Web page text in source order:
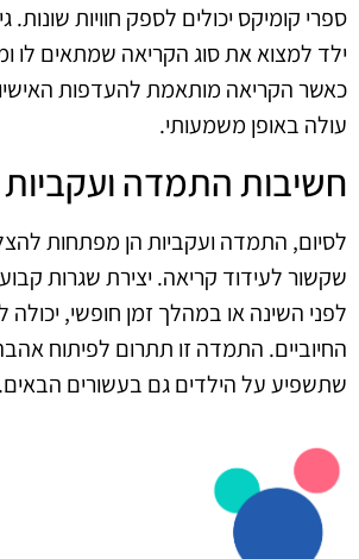
ספרי קומיקס יכולים לספק חוויות שונות.
ילד למצוא את סוג הקריאה שמתאים לו
כאשר הקריאה מותאמת להעדפות
עולה באופן משמעותי.
חשיבות התמדה ועקביות
לסיום, התמדה ועקביות הן מפתחות
שקשור לעידוד קריאה. יצירת שגרות
לפני השינה או במהלך זמן חופשי,
החיוביים. התמדה זו תתרום לפיתוח
שתשפיע על הילדים גם בעשורים הבאים.